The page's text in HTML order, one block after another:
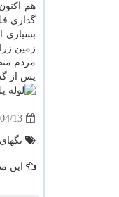
هم
گذاری
مردم
پس از گذشت 20 سال هنوز برنامه مدونی برای
13
این